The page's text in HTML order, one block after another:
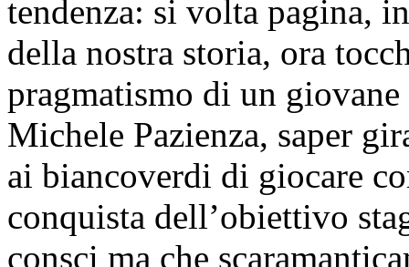
tendenza: si volta pagina,
della nostra storia, ora
pragmatismo di un
Michele Pazienza, saper
ai biancoverdi di giocare
conquista dell’obiettivo
consci ma che